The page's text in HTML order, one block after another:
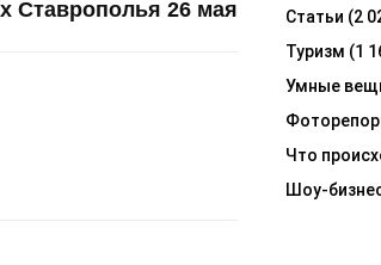
Ставрополья 26 мая
Статьи (2
Туризм (1
Умные
Что
Шоу-